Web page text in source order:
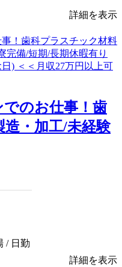
詳細を表示
のお仕事！歯
・加工/未経験
/ 日勤
詳細を表示